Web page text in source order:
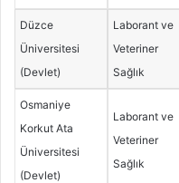
Düzce
Üniversitesi
(Devlet)
Laborant ve
Veteriner
Sağlık
Osmaniye
Korkut Ata
Üniversitesi
(Devlet)
Laborant ve
Veteriner
Sağlık